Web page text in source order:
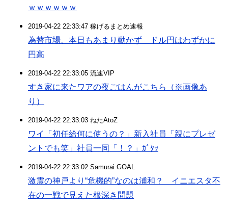
ｗｗｗｗｗｗ
2019-04-22 22:33:47 稼げるまとめ速報
為替市場、本日もあまり動かず ドル円はわずかに
円高
2019-04-22 22:33:05 流速VIP
すき家に来たワアの夜ごはんがこちら（※画像あ
り）
2019-04-22 22:33:03 ねたAtoZ
ワイ「初任給何に使うの？」新入社員「親にプレゼ
ントでも笑」社員一同「！？」ｶﾞﾀｯ
2019-04-22 22:33:02 Samurai GOAL
激震の神戸より“危機的”なのは浦和？ イニエスタ不
在の一戦で見えた根深き問題